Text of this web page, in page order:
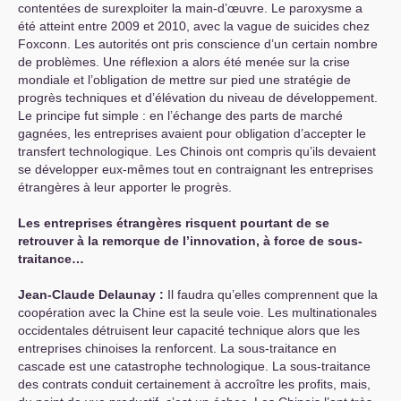
contentées de surexploiter la main-d’œuvre. Le paroxysme a
été atteint entre 2009 et 2010, avec la vague de suicides chez
Foxconn. Les autorités ont pris conscience d’un certain nombre
de problèmes. Une réflexion a alors été menée sur la crise
mondiale et l’obligation de mettre sur pied une stratégie de
progrès techniques et d’élévation du niveau de développement.
Le principe fut simple : en l’échange des parts de marché
gagnées, les entreprises avaient pour obligation d’accepter le
transfert technologique. Les Chinois ont compris qu’ils devaient
se développer eux-mêmes tout en contraignant les entreprises
étrangères à leur apporter le progrès.
Les entreprises étrangères risquent pourtant de se
retrouver à la remorque de l’innovation, à force de sous-
traitance…
Jean-Claude Delaunay : Il faudra qu’elles comprennent que la
coopération avec la Chine est la seule voie. Les multinationales
occidentales détruisent leur capacité technique alors que les
entreprises chinoises la renforcent. La sous-traitance en
cascade est une catastrophe technologique. La sous-traitance
des contrats conduit certainement à accroître les profits, mais,